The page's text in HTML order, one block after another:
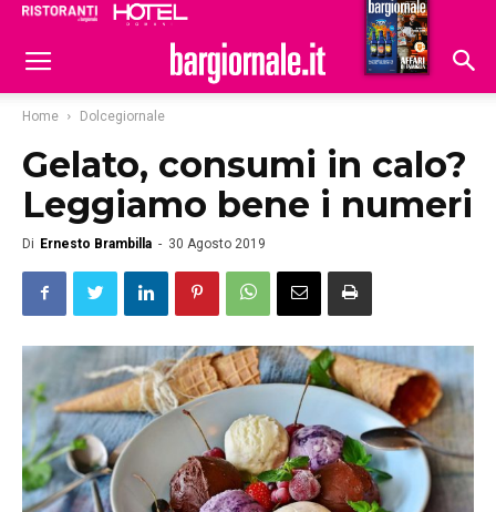
Hoteldomani
Home Dolcegiornale
Gelato, consumi in calo?
Leggiamo bene i numeri
Di Ernesto Brambilla - 30 Agosto 2019